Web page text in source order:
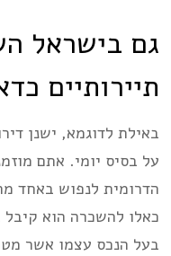
גם בישראל
תיירותיים
באילת לדוגמא, ישנן
על בסיס יומי. אתם
הדרומית לנפוש באחד
כאלו להשכרה הוא קיבל
בעל הנכס עצמו אשר